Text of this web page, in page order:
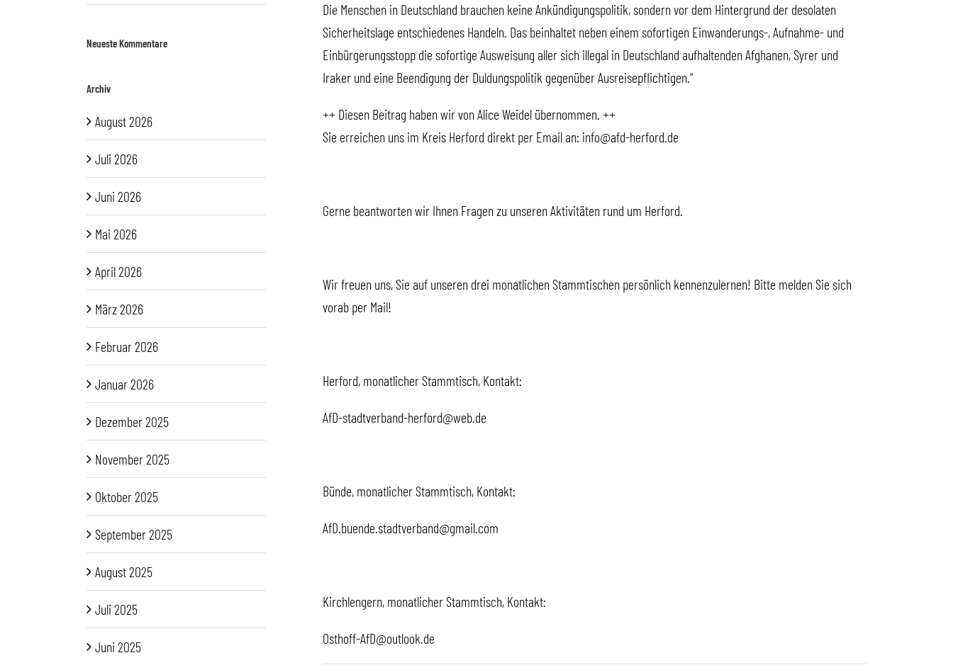
Die Menschen in Deutschland brauchen keine Ankündigungspolitik, sondern vor dem Hintergrund der desolaten
Sicherheitslage entschiedenes Handeln. Das beinhaltet neben einem sofortigen Einwanderungs-, Aufnahme- und
Einbürgerungsstopp die sofortige Ausweisung aller sich illegal in Deutschland aufhaltenden Afghanen, Syrer und
Iraker und eine Beendigung der Duldungspolitik gegenüber Ausreisepflichtigen.“
++ Diesen Beitrag haben wir von Alice Weidel übernommen. ++
Sie erreichen uns im Kreis Herford direkt per Email an: info@afd-herford.de
Gerne beantworten wir Ihnen Fragen zu unseren Aktivitäten rund um Herford.
Wir freuen uns, Sie auf unseren drei monatlichen Stammtischen persönlich kennenzulernen! Bitte melden Sie sich
vorab per Mail!
Herford, monatlicher Stammtisch, Kontakt:
AfD-stadtverband-herford@web.de
Bünde, monatlicher Stammtisch, Kontakt:
AfD.buende.stadtverband@gmail.com
Kirchlengern, monatlicher Stammtisch, Kontakt:
Osthoff-AfD@outlook.de
Neueste Kommentare
Archiv
August 2026
Juli 2026
Juni 2026
Mai 2026
April 2026
März 2026
Februar 2026
Januar 2026
Dezember 2025
November 2025
Oktober 2025
September 2025
August 2025
Juli 2025
Juni 2025